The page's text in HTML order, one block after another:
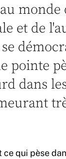
monde
et de
pointe
dans
ce qui pèse